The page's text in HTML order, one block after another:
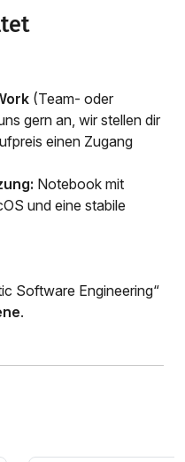
(Team- oder
gern an, wir stellen dir
einen Zugang
Notebook mit
und eine stabile
Software Engineering“
.